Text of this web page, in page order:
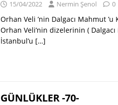
15/04/2022 Nermin Şenol 0
Orhan Veli ’nin Dalgacı Mahmut
Orhan Veli’nin dizelerinin (
İstanbul’u […]
GÜNLÜKLER -70-